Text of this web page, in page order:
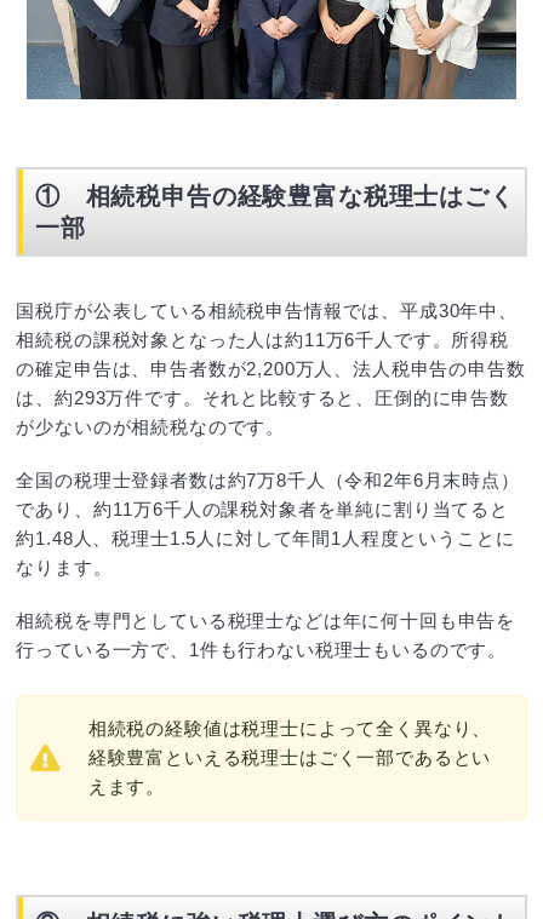
① 相続税申告の経験豊富な税理士はごく
一部
国税庁が公表している相続税申告情報では、平成30年中、
相続税の課税対象となった人は約11万6千人です。所得税
の確定申告は、申告者数が2,200万人、法人税申告の申告数
は、約293万件です。それと比較すると、圧倒的に申告数
が少ないのが相続税なのです。
全国の税理士登録者数は約7万8千人（令和2年6月末時点）
であり、約11万6千人の課税対象者を単純に割り当てると
約1.48人、税理士1.5人に対して年間1人程度ということに
なります。
相続税を専門としている税理士などは年に何十回も申告を
行っている一方で、1件も行わない税理士もいるのです。
相続税の経験値は税理士によって全く異なり、
経験豊富といえる税理士はごく一部であるとい
えます。